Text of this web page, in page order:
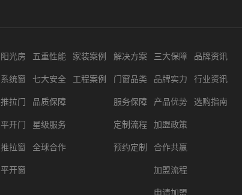
阳光房
系统窗
推拉门
平开门
推拉窗
平开窗
五重性能
七大安全
品质保障
星级服务
全球合作
家装案例
工程案例
解决方案
门窗品类
服务保障
定制流程
预约定制
三大保障
品牌实力
产品优势
加盟政策
合作共赢
加盟流程
申请加盟
品牌资讯
行业资讯
选购指南